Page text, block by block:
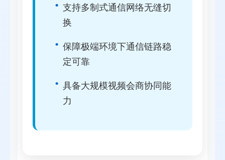
支持多制式通信网络无缝切
换
保障极端环境下通信链路稳
定可靠
具备大规模视频会商协同能
力